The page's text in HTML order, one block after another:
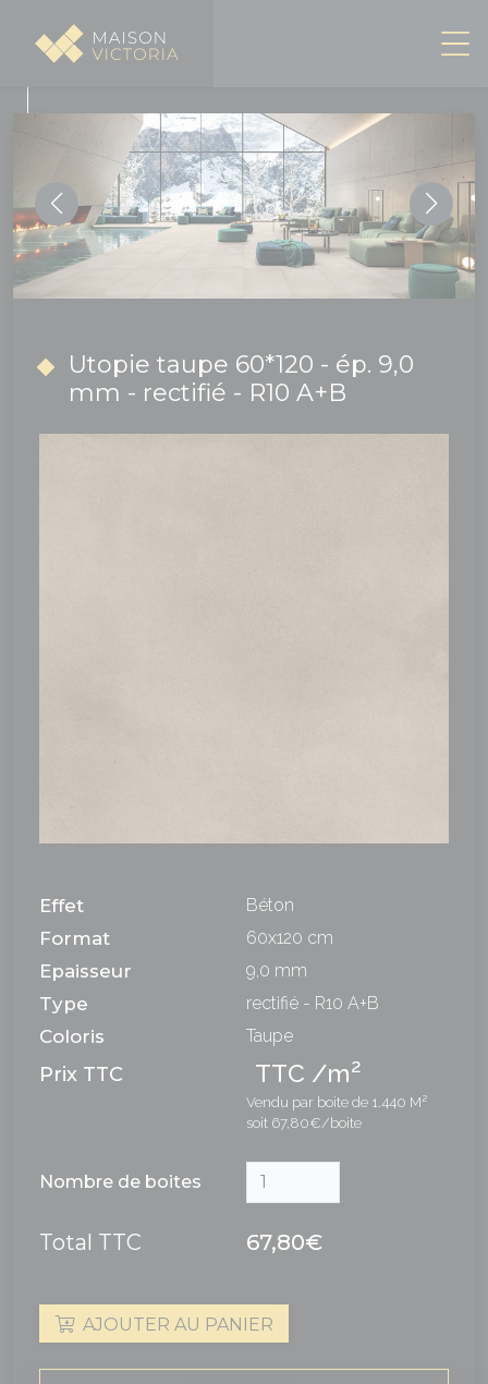
Utopie taupe 60*120 - ép. 9,0
mm - rectifié - R10 A+B
Effet Béton
Format 60x120 cm
Epaisseur 9,0 mm
Type rectifié - R10 A+B
Coloris Taupe
Prix TTC TTC /m2
Vendu par boite de 1.440 M²
soit 67,80€/boite
Nombre de boites
Total TTC 67,80€
AJOUTER AU PANIER